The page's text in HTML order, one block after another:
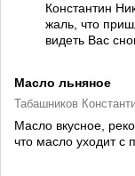
Константин
жаль, что
видеть Вас
Масло льняное
Табашников
Масло вкусное,
что масло уходит с